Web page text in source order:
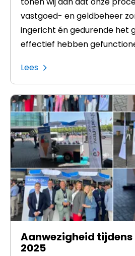
vastgoed- en geldbeheer
ingericht én gedurende het
effectief hebben
Lees
Aanwezigheid tijdens
2025